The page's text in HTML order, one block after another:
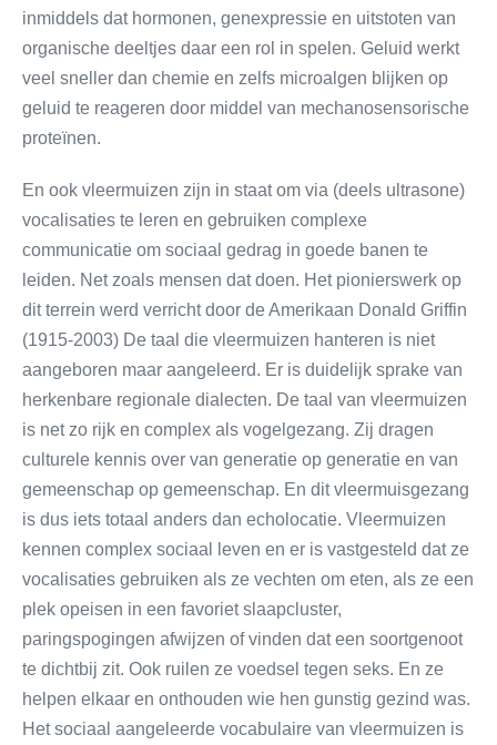
inmiddels dat hormonen, genexpressie en uitstoten van
organische deeltjes daar een rol in spelen. Geluid werkt
veel sneller dan chemie en zelfs microalgen blijken op
geluid te reageren door middel van mechanosensorische
proteïnen.
En ook vleermuizen zijn in staat om via (deels ultrasone)
vocalisaties te leren en gebruiken complexe
communicatie om sociaal gedrag in goede banen te
leiden. Net zoals mensen dat doen. Het pionierswerk op
dit terrein werd verricht door de Amerikaan Donald Griffin
(1915-2003) De taal die vleermuizen hanteren is niet
aangeboren maar aangeleerd. Er is duidelijk sprake van
herkenbare regionale dialecten. De taal van vleermuizen
is net zo rijk en complex als vogelgezang. Zij dragen
culturele kennis over van generatie op generatie en van
gemeenschap op gemeenschap. En dit vleermuisgezang
is dus iets totaal anders dan echolocatie. Vleermuizen
kennen complex sociaal leven en er is vastgesteld dat ze
vocalisaties gebruiken als ze vechten om eten, als ze een
plek opeisen in een favoriet slaapcluster,
paringspogingen afwijzen of vinden dat een soortgenoot
te dichtbij zit. Ook ruilen ze voedsel tegen seks. En ze
helpen elkaar en onthouden wie hen gunstig gezind was.
Het sociaal aangeleerde vocabulaire van vleermuizen is